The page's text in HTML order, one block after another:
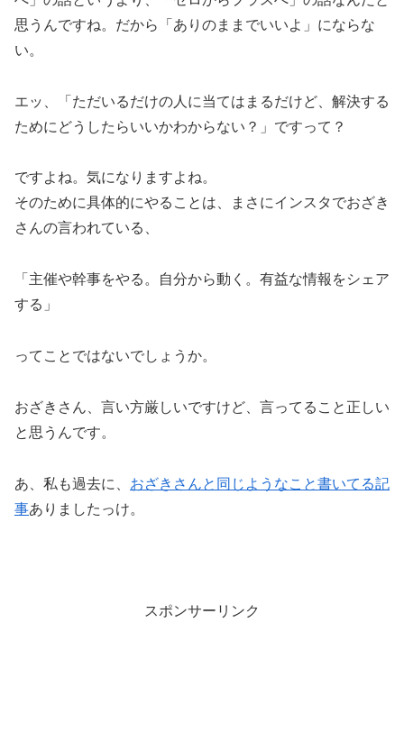
思うんですね。だから「ありのままでいいよ」にならな
い。
エッ、「ただいるだけの人に当てはまるだけど、解決する
ためにどうしたらいいかわからない？」ですって？
ですよね。気になりますよね。
そのために具体的にやることは、まさにインスタでおざき
さんの言われている、
「主催や幹事をやる。自分から動く。有益な情報をシェア
する」
ってことではないでしょうか。
おざきさん、言い方厳しいですけど、言ってること正しい
と思うんです。
あ、私も過去に、 おざきさんと同じようなこと書いてる記
事ありましたっけ。
スポンサーリンク